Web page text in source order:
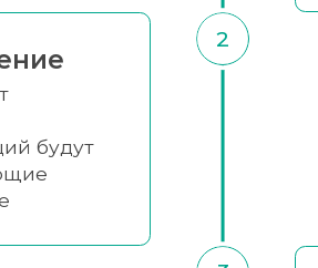
будут
2